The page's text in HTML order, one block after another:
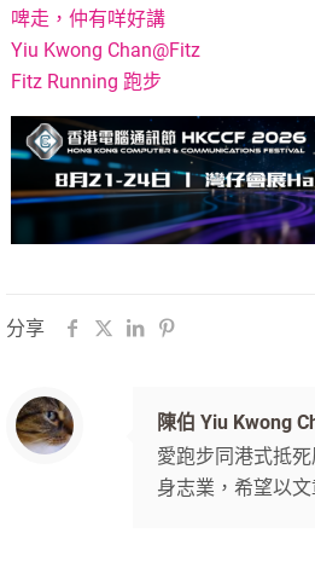
啤走，仲有咩好講
Yiu Kwong Chan@Fitz
Fitz Running 跑步
分享
陳伯 Yiu Kwong
愛跑步同港式抵
身志業，希望以